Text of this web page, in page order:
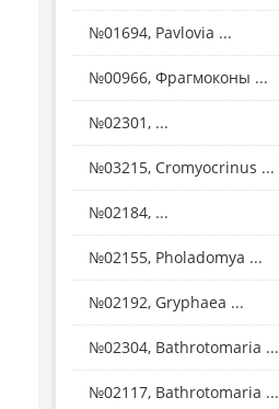
№01694, Pavlovia ...
№00966, Фрагмоконы ...
№02301, ...
№03215, Cromyocrinus ...
№02184, ...
№02155, Pholadomya ...
№02192, Gryphaea ...
№02304, Bathrotomaria ...
№02117, Bathrotomaria ...